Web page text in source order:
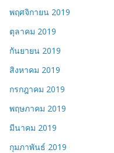
พฤศจิกายน 2019
ตุลาคม 2019
กันยายน 2019
สิงหาคม 2019
กรกฎาคม 2019
พฤษภาคม 2019
มีนาคม 2019
กุมภาพันธ์ 2019